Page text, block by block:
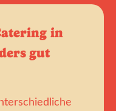
in
gut